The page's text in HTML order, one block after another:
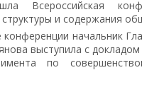
Всероссийская
и содержания
конференции начальник
выступила с
по